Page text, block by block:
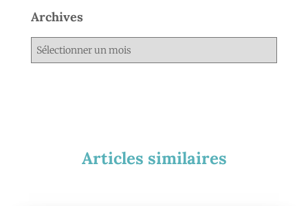
Archives
Articles similaires